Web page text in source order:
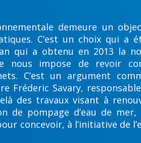
demeure un
C’est un choix qui a
qui a obtenu en 2013 la
nous impose de revoir
C’est un argument
Savary,
des travaux visant à
de pompage d’eau de
concevoir, à l’initiative de